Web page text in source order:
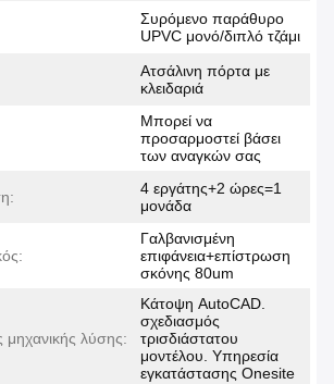
Συρόμενο παράθυρο
UPVC μονό/διπλό τζάμι
Ατσάλινη πόρτα με
κλειδαριά
Μπορεί να
προσαρμοστεί βάσει
των αναγκών σας
4 εργάτης+2 ώρες=1
μονάδα
Γαλβανισμένη
επιφάνεια+επίστρωση
σκόνης 80um
μηχανικής λύσης:
Κάτοψη AutoCAD.
σχεδιασμός
τρισδιάστατου
μοντέλου. Υπηρεσία
εγκατάστασης Onesite